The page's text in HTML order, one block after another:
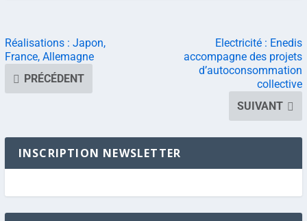
Réalisations : Japon,
France, Allemagne
PRÉCÉDENT
Electricité : Enedis
accompagne des projets
d’autoconsommation
collective
SUIVANT
INSCRIPTION NEWSLETTER